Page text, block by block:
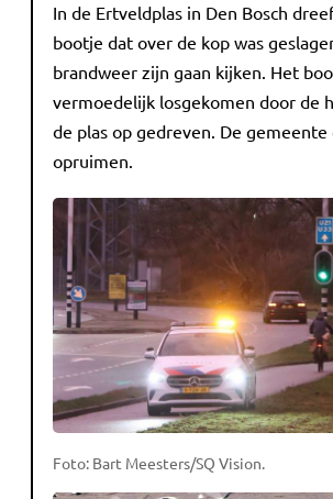
In de Ertveldplas in Den Bosch
bootje dat over de kop was
brandweer zijn gaan kijken. Het
vermoedelijk losgekomen door de
de plas op gedreven. De
opruimen.
Foto: Bart Meesters/SQ Vision.